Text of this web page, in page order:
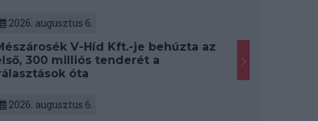
2026. augusztus 6.
V-Híd Kft.-je behúzta az
300 milliós tenderét a
óta
2026. augusztus 6.